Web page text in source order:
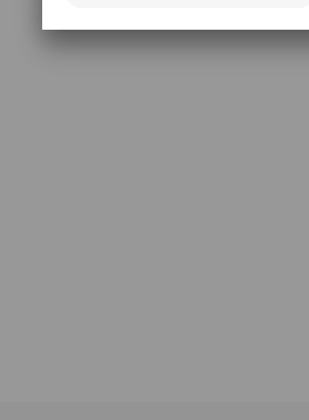
Zobrazit